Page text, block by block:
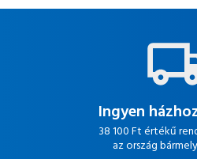
Ingyen
38 100 Ft értékű
az ország